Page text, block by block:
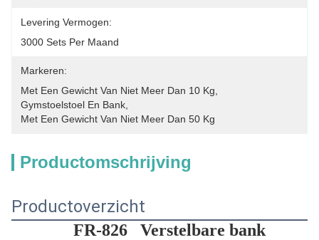
Levering Vermogen:
3000 Sets Per Maand
Markeren:
Met Een Gewicht Van Niet Meer Dan 10 Kg
Gymstoelstoel En Bank
Met Een Gewicht Van Niet Meer Dan 50 Kg
Productomschrijving
Productoverzicht
FR-826 Verstelbare bank